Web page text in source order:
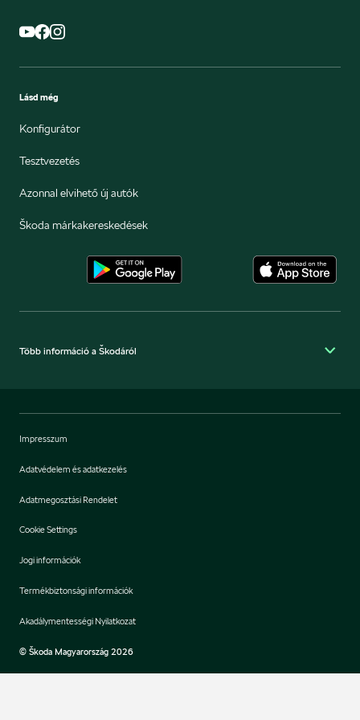
Lásd még
Konfigurátor
Tesztvezetés
Azonnal elvihető új autók
Škoda márkakereskedések
Több információ a Škodáról
© Škoda Magyarország 2026
Impresszum
Adatvédelem és adatkezelés
Adatmegosztási Rendelet
Cookie Settings
Jogi információk
Termékbiztonsági információk
Akadálymentességi Nyilatkozat